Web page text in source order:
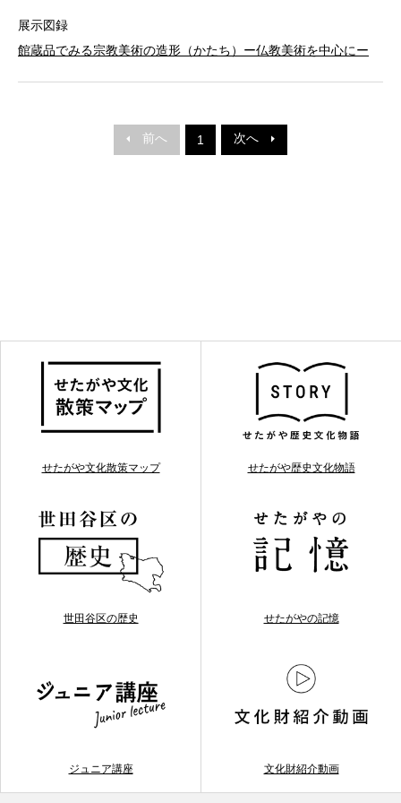
展示図録
館蔵品でみる宗教美術の造形（かたち）ー仏教美術を中心にー
前へ 1 次へ
せたがや文化散策マップ せたがや歴史文化物語
世田谷区の歴史 せたがやの記憶
ジュニア講座 文化財紹介動画